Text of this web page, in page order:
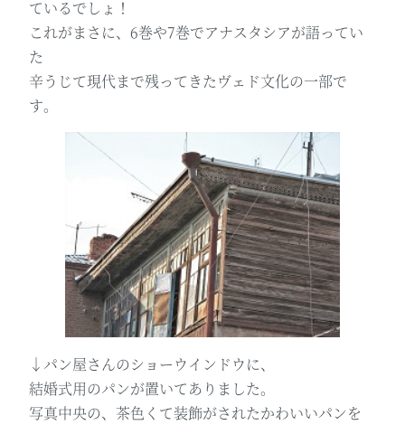
ているでしょ！
これがまさに、6巻や7巻でアナスタシアが語ってい
た
辛うじて現代まで残ってきたヴェド文化の一部で
す。
↓パン屋さんのショーウインドウに、
結婚式用のパンが置いてありました。
写真中央の、茶色くて装飾がされたかわいいパンを